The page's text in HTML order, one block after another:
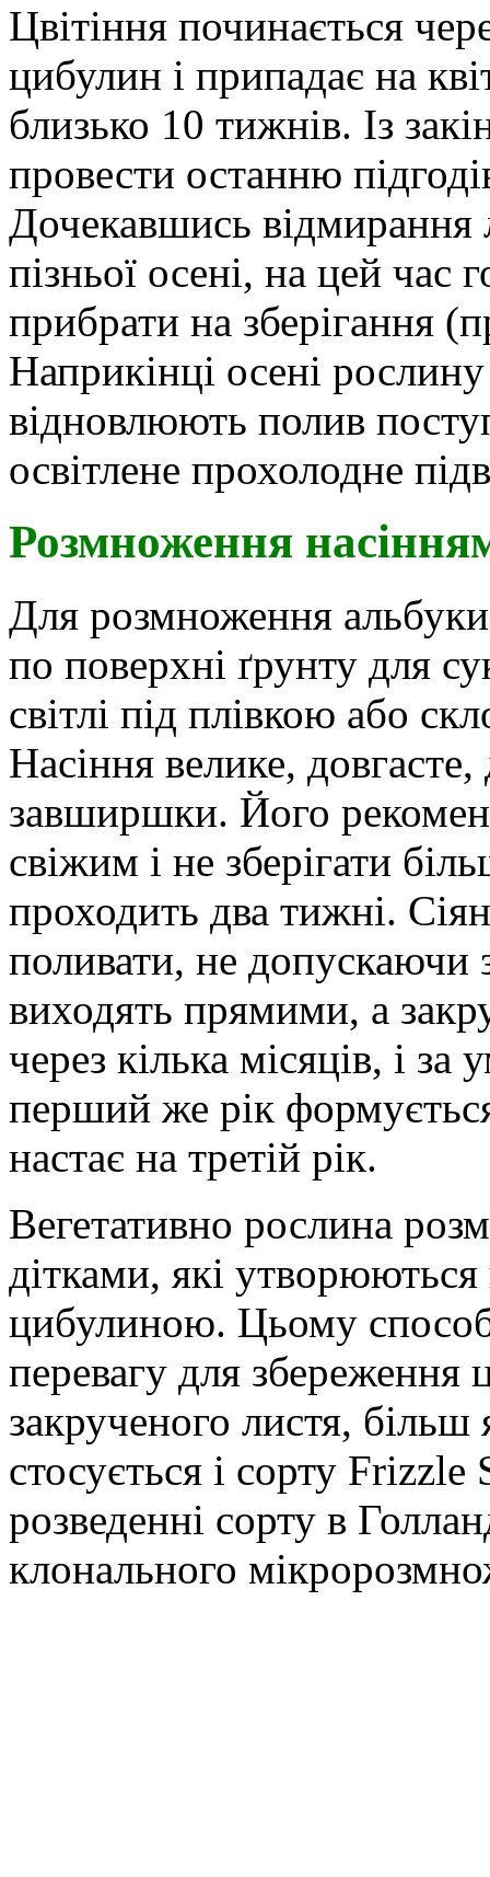
Цвітіння починається
цибулин і припадає на
близько 10 тижнів. Із
провести останню
Дочекавшись
пізньої осені, на цей
прибрати на зберігання
Наприкінці осені
відновлюють полив
освітлене прохолодне
Розмноження
Для розмноження альбуки
по поверхні ґрунту для
світлі під плівкою або
Насіння велике,
завширшки. Його
свіжим і не зберігати
проходить два тижні.
поливати, не допускаючи
виходять прямими, а
через кілька місяців, і
перший же рік
настає на третій рік.
Вегетативно рослина
дітками, які
цибулиною. Цьому
перевагу для збереження
закрученого листя,
стосується і сорту
розведенні сорту в
клонального